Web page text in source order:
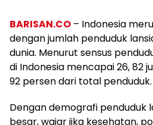
BARISAN.CO – Indonesia
dengan jumlah penduduk
dunia. Menurut sensus
di Indonesia mencapai 26, 82
92 persen dari total penduduk.
Dengan demografi penduduk
besar, wajar jika kesehatan,